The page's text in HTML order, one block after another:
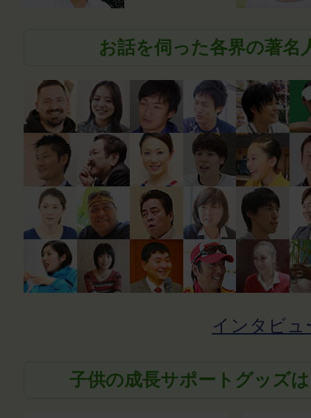
お話を伺った各界の著名
インタビュ
子供の成長サポートグッズ